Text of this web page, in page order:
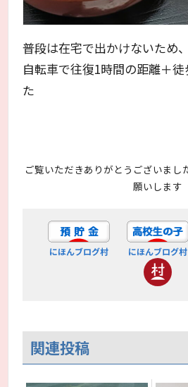
普段は在宅で出かけないため、
自転車で往復1時間の距離＋
た
ご覧いただきありがとうございまし
願いします
にほんブログ村 にほんブログ村
関連投稿